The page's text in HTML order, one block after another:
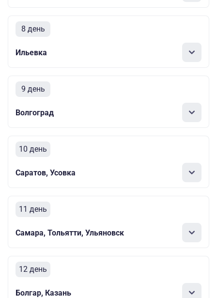
8 день
Ильевка
9 день
Волгоград
10 день
Саратов, Усовка
11 день
Самара, Тольятти, Ульяновск
12 день
Болгар, Казань